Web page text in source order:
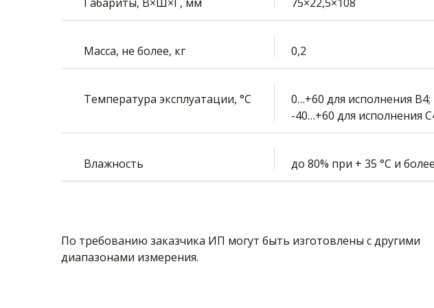
Масса, не более, кг 0,2
Температура эксплуатации, °С
0…+60 для исполнения В4;
-40…+60 для исполнения
Влажность до 80% при + 35 °С и
По требованию заказчика ИП могут быть изготовлены с другими
диапазонами измерения.